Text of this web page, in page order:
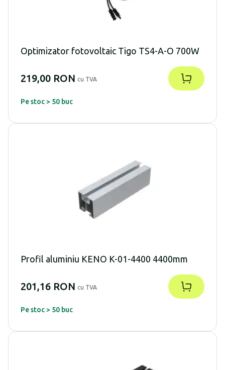
Optimizator fotovoltaic Tigo TS4-A-O 700W
219,00 RON cu TVA
Pe stoc > 50 buc
Profil aluminiu KENO K-01-4400 4400mm
201,16 RON cu TVA
Pe stoc > 50 buc